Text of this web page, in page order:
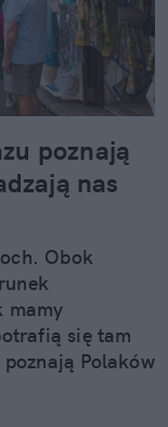
poznają
nas
Obok
mamy
się tam
Polaków